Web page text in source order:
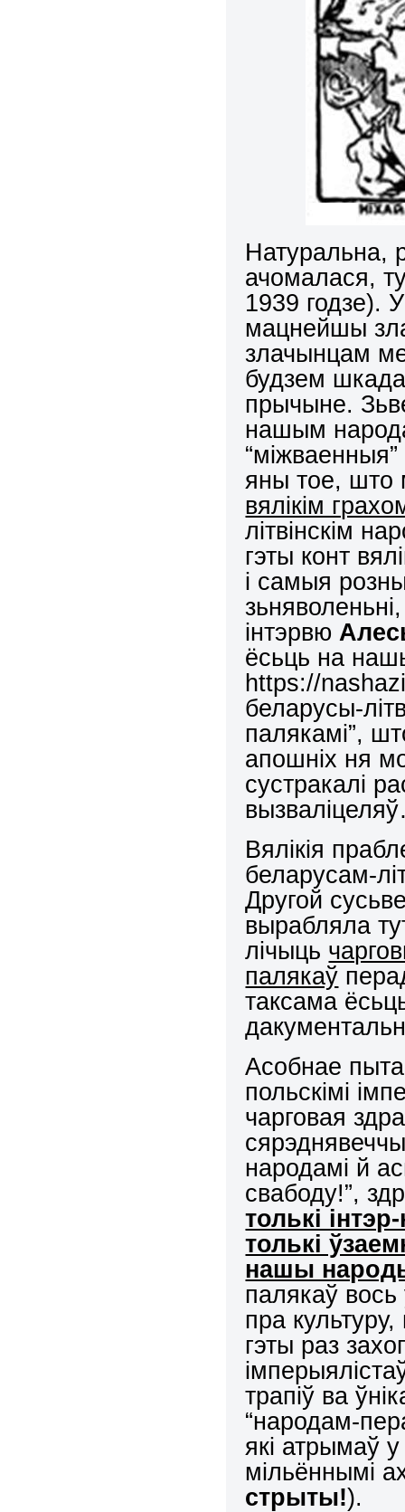
Натуральна,
ачомалася,
1939 годзе).
мацнейшы
злачынцам
будзем
прычыне.
нашым
“міжваенныя”
яны тое, што
вялікім
літвінскім
гэты конт
і самыя
інтэрвю
ёсьць на
https://
беларусы-
палякамі”,
апошніх ня
сустракалі
Вялікія
беларусам-
Другой
вырабляла
лічыць
палякаў
таксама
Асобнае
польскімі
чарговая
народамі й
свабоду!”,
толькі
толькі
нашы
палякаў
пра
гэты раз
трапіў ва
“народам-
які атрымаў
мільённымі
стрыты!).